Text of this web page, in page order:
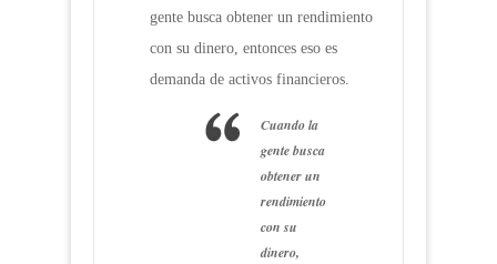
gente busca obtener un rendimiento
con su dinero, entonces eso es
demanda de activos financieros.
Cuando la
gente busca
obtener un
rendimiento
con su
dinero,